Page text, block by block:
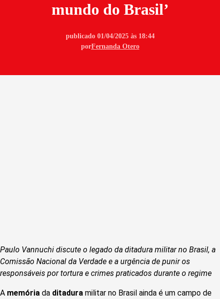
mundo do Brasil’
publicado 01/04/2025 às 18:44
porFernanda Otero
Paulo Vannuchi discute o legado da ditadura militar no Brasil, a
Comissão Nacional da Verdade e a urgência de punir os
responsáveis por tortura e crimes praticados durante o regime
A memória da ditadura militar no Brasil ainda é um campo de